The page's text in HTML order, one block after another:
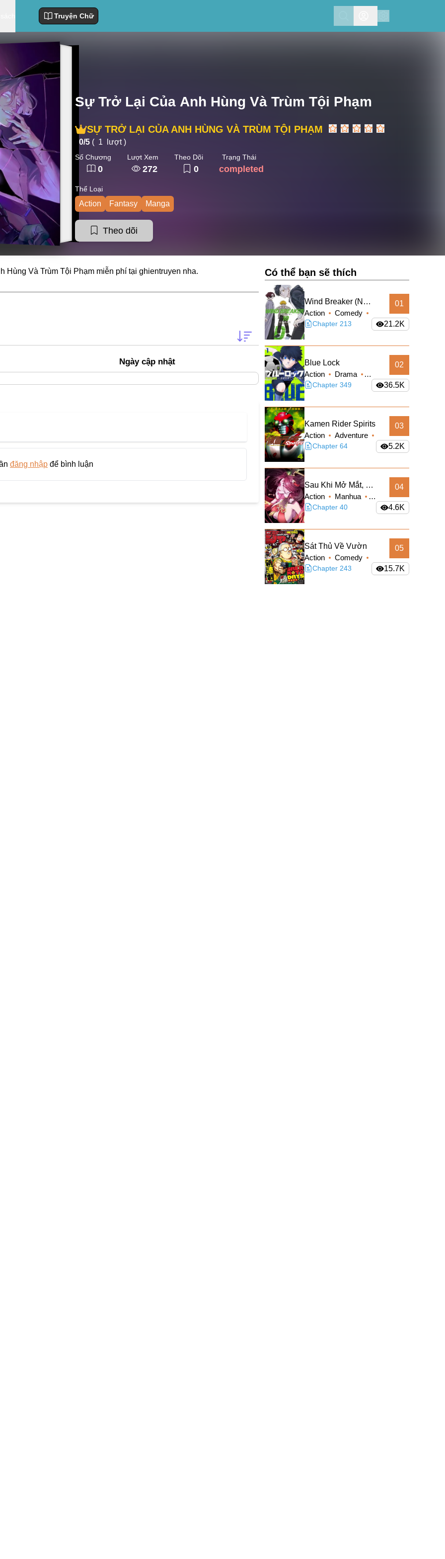
Truyện Chữ
Sự Trở Lại Của Anh Hùng Và Trùm Tội Phạm
SỰ TRỞ LẠI CỦA ANH HÙNG VÀ TRÙM TỘI PHẠM
0/5 ( 1 lượt )
Số Chương
0
Lượt Xem
272
Theo Dõi
0
Trạng Thái
completed
Thể Loại
Action Fantasy Manga
Theo dõi
Hùng Và Trùm Tội Phạm miễn phí tại ghientruyen nha.
Ngày cập nhật
đăng nhập để bình luận
Có thể bạn sẽ thích
Wind Breaker (Nii
Satoru)
Action
Comedy
School Life
Chapter 213
01
21.2K
Blue Lock
Action
Drama
Shounen
Chapter 349
02
36.5K
Kamen Rider Spirits
Action
Adventure
Sci-fi
Chapter 64
03
5.2K
Sau Khi Mở Mắt, Đệ
Tử Của Ta Thành
Nữ Đế Đại Ma Đầu
Action
Manhua
Supernatural
Chapter 40
04
4.6K
Sát Thủ Về Vườn
Action
Comedy
Manga
Shounen
Chapter 243
05
15.7K